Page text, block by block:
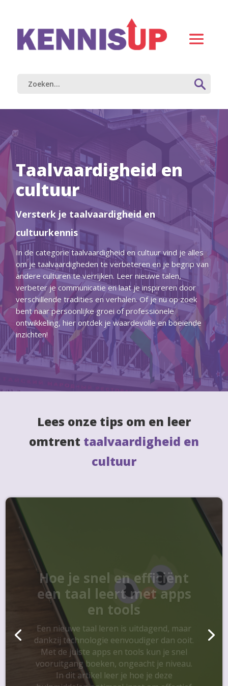
Taalvaardigheid en
cultuur
Versterk je taalvaardigheid en
cultuurkennis
In de categorie taalvaardigheid en cultuur vind je alles
om je taalvaardigheden te verbeteren en je begrip van
andere culturen te verrijken. Leer nieuwe talen,
verbeter je communicatie en laat je inspireren door
verschillende tradities en verhalen. Of je nu op zoek
bent naar persoonlijke groei of professionele
ontwikkeling, hier ontdek je waardevolle en boeiende
inzichten!
Lees onze tips om en leer
omtrent taalvaardigheid en
cultuur
Hoe je snel en efficiënt
een taal leert met apps
en tools
Een nieuwe taal leren is uitdagend, maar
dankzij technologie eenvoudiger dan ooit.
Met de juiste apps en tools kun je snel
vooruitgang boeken, ongeacht je niveau.
In dit artikel leer je hoe je deze
hulpmiddelen optimaal inzet om effectief
een nieuwe taal te leren.